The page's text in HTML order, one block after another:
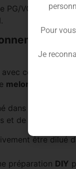
PG/VG pour
du
avec ces
melon
dans une fiole de
et de propylène
être dilué
préparation DIY
Pour
Je